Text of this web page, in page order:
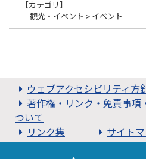
【カテゴリ】
観光・イベント > イベント
ウェブアクセシビリティ方
著作権・リンク・免責事項
ついて
リンク集
サイト